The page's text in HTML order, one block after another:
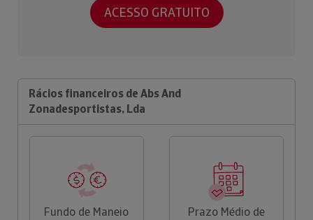
ACESSO GRATUITO
Rácios financeiros de Abs And
Zonadesportistas, Lda
Fundo de Maneio
Prazo Médio de